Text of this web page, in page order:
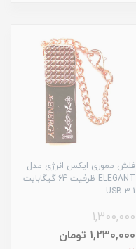
فلش مموری ایکس انرژی مدل
ELEGANT ظرفیت 64 گیگابایت
USB 3.1
1,300,000
1,230,000 تومان